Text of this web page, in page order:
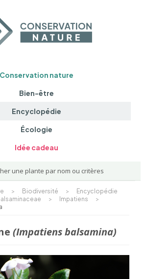
Conservation nature
Bien-être
Encyclopédie
Écologie
Idée cadeau
une plante par nom ou critères
> Biodiversité >
Encyclopédie
> Impatiens
>
(Impatiens balsamina)